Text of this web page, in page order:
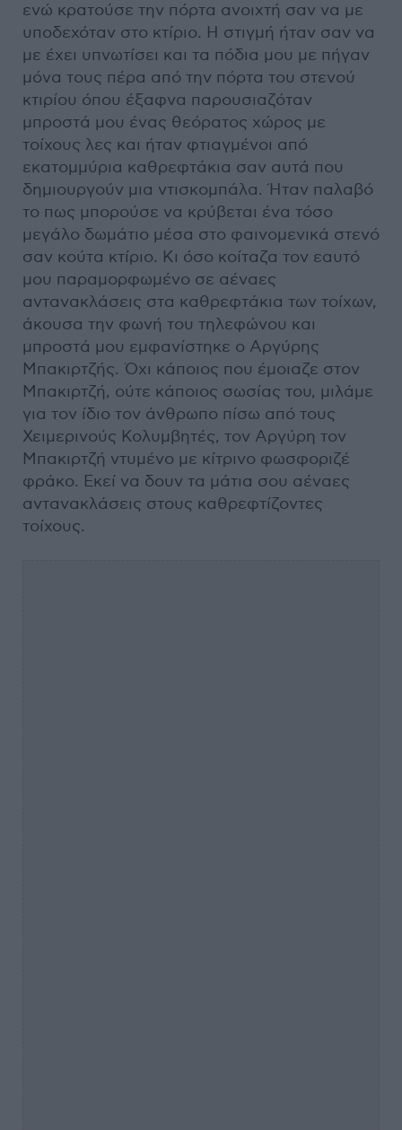
ενώ κρατούσε την πόρτα ανοιχτή σαν να με
υποδεχόταν στο κτίριο. Η στιγμή ήταν σαν να
με έχει υπνωτίσει και τα πόδια μου με πήγαν
μόνα τους πέρα από την πόρτα του στενού
κτιρίου όπου έξαφνα παρουσιαζόταν
μπροστά μου ένας θεόρατος χώρος με
τοίχους λες και ήταν φτιαγμένοι από
εκατομμύρια καθρεφτάκια σαν αυτά που
δημιουργούν μια ντισκομπάλα. Ήταν παλαβό
το πως μπορούσε να κρύβεται ένα τόσο
μεγάλο δωμάτιο μέσα στο φαινομενικά στενό
σαν κούτα κτίριο. Κι όσο κοίταζα τον εαυτό
μου παραμορφωμένο σε αέναες
αντανακλάσεις στα καθρεφτάκια των τοίχων,
άκουσα την φωνή του τηλεφώνου και
μπροστά μου εμφανίστηκε ο Αργύρης
Μπακιρτζής. Όχι κάποιος που έμοιαζε στον
Μπακιρτζή, ούτε κάποιος σωσίας του, μιλάμε
για τον ίδιο τον άνθρωπο πίσω από τους
Χειμερινούς Κολυμβητές, τον Αργύρη τον
Μπακιρτζή ντυμένο με κίτρινο φωσφοριζέ
φράκο. Εκεί να δουν τα μάτια σου αέναες
αντανακλάσεις στους καθρεφτίζοντες
τοίχους.